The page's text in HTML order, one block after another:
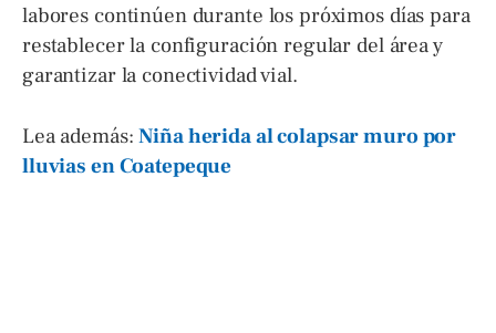
labores continúen durante los próximos días para
restablecer la configuración regular del área y
garantizar la conectividad vial.
Lea además:Niña herida al colapsar muro por
lluvias en Coatepeque